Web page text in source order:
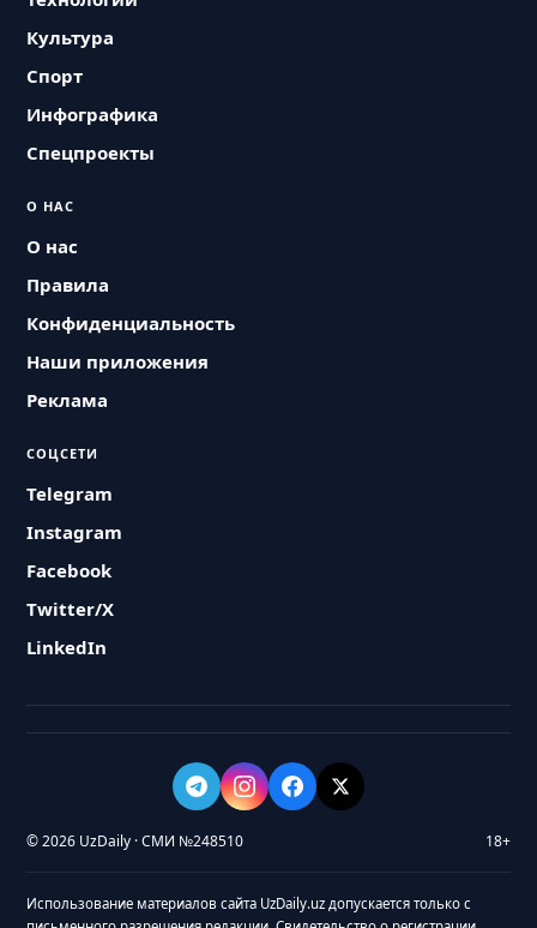
Культура
Спорт
Инфографика
Спецпроекты
О НАС
О нас
Правила
Конфиденциальность
Наши приложения
Реклама
СОЦСЕТИ
Telegram
Instagram
Facebook
Twitter/X
LinkedIn
© 2026 UzDaily · СМИ №248510 18+
Использование материалов сайта UzDaily.uz допускается только с